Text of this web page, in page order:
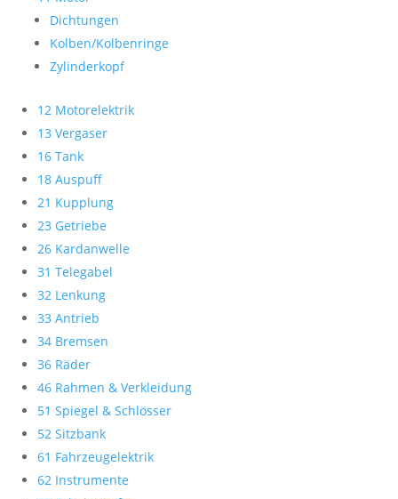
Dichtungen
Kolben/Kolbenringe
Zylinderkopf
12 Motorelektrik
13 Vergaser
16 Tank
18 Auspuff
21 Kupplung
23 Getriebe
26 Kardanwelle
31 Telegabel
32 Lenkung
33 Antrieb
34 Bremsen
36 Räder
46 Rahmen & Verkleidung
51 Spiegel & Schlösser
52 Sitzbank
61 Fahrzeugelektrik
62 Instrumente